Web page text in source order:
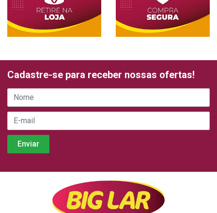
Cadastre-se para receber nossas ofertas!